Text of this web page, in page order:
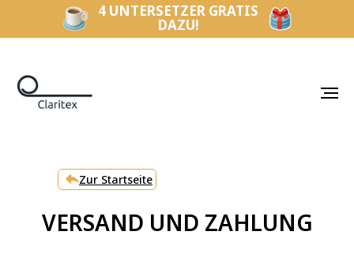
4 UNTERSETZER GRATIS
DAZU!
Zur Startseite
VERSAND UND ZAHLUNG